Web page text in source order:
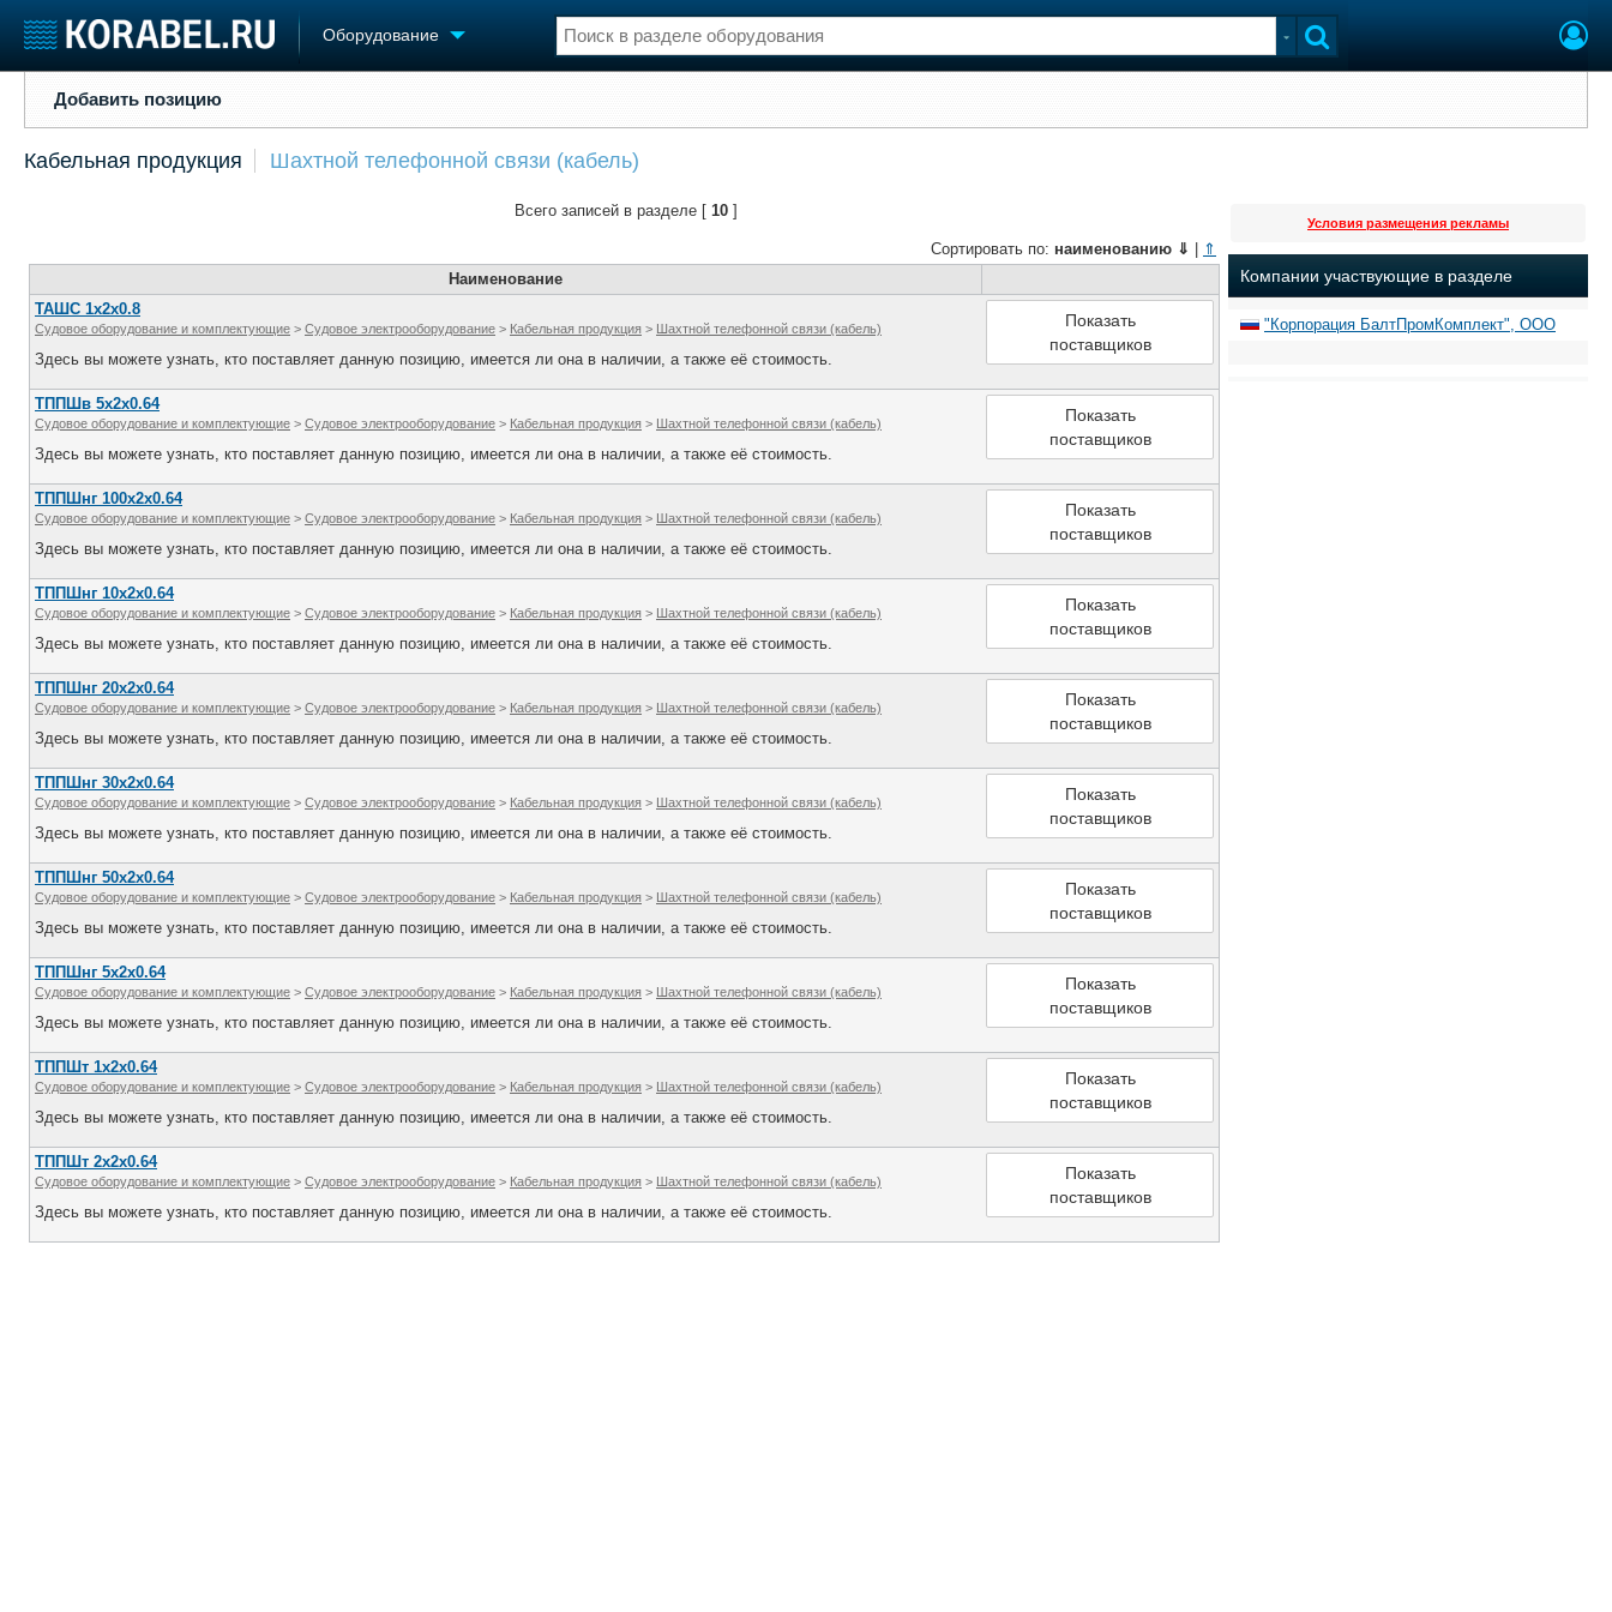
Оборудование
Судостроение
Пульс
Крюинг
Журнал
Реклама
Торговая площадка
Доска объявлений
Конференции
Выставки и семинары
Словарь
Флот
Отзывы
Добавить позицию
Кабельная продукция Шахтной телефонной связи (кабель)
Всего записей в разделе [ 10 ]
Сортировать по: наименованию ⇓
⇑
Наименование
ТАШС 1х2х0.8
Судовое оборудование и комплектующие > Судовое электрооборудование > Кабельная продукция > Шахтной телефонной связи (кабель)
Здесь вы можете узнать, кто поставляет данную позицию, имеется ли она в наличии, а также её стоимость.
Показать
поставщиков
ТППШв 5х2х0.64
Судовое оборудование и комплектующие > Судовое электрооборудование > Кабельная продукция > Шахтной телефонной связи (кабель)
Здесь вы можете узнать, кто поставляет данную позицию, имеется ли она в наличии, а также её стоимость.
Показать
поставщиков
ТППШнг 100х2х0.64
Судовое оборудование и комплектующие > Судовое электрооборудование > Кабельная продукция > Шахтной телефонной связи (кабель)
Здесь вы можете узнать, кто поставляет данную позицию, имеется ли она в наличии, а также её стоимость.
Показать
поставщиков
ТППШнг 10х2х0.64
Судовое оборудование и комплектующие > Судовое электрооборудование > Кабельная продукция > Шахтной телефонной связи (кабель)
Здесь вы можете узнать, кто поставляет данную позицию, имеется ли она в наличии, а также её стоимость.
Показать
поставщиков
ТППШнг 20х2х0.64
Судовое оборудование и комплектующие > Судовое электрооборудование > Кабельная продукция > Шахтной телефонной связи (кабель)
Здесь вы можете узнать, кто поставляет данную позицию, имеется ли она в наличии, а также её стоимость.
Показать
поставщиков
ТППШнг 30х2х0.64
Судовое оборудование и комплектующие > Судовое электрооборудование > Кабельная продукция > Шахтной телефонной связи (кабель)
Здесь вы можете узнать, кто поставляет данную позицию, имеется ли она в наличии, а также её стоимость.
Показать
поставщиков
ТППШнг 50х2х0.64
Судовое оборудование и комплектующие > Судовое электрооборудование > Кабельная продукция > Шахтной телефонной связи (кабель)
Здесь вы можете узнать, кто поставляет данную позицию, имеется ли она в наличии, а также её стоимость.
Показать
поставщиков
ТППШнг 5х2х0.64
Судовое оборудование и комплектующие > Судовое электрооборудование > Кабельная продукция > Шахтной телефонной связи (кабель)
Здесь вы можете узнать, кто поставляет данную позицию, имеется ли она в наличии, а также её стоимость.
Показать
поставщиков
ТППШт 1х2х0.64
Судовое оборудование и комплектующие > Судовое электрооборудование > Кабельная продукция > Шахтной телефонной связи (кабель)
Здесь вы можете узнать, кто поставляет данную позицию, имеется ли она в наличии, а также её стоимость.
Показать
поставщиков
ТППШт 2х2х0.64
Судовое оборудование и комплектующие > Судовое электрооборудование > Кабельная продукция > Шахтной телефонной связи (кабель)
Здесь вы можете узнать, кто поставляет данную позицию, имеется ли она в наличии, а также её стоимость.
Показать
поставщиков
Условия размещения рекламы
Компании участвующие в разделе
"Корпорация БалтПромКомплект", ООО